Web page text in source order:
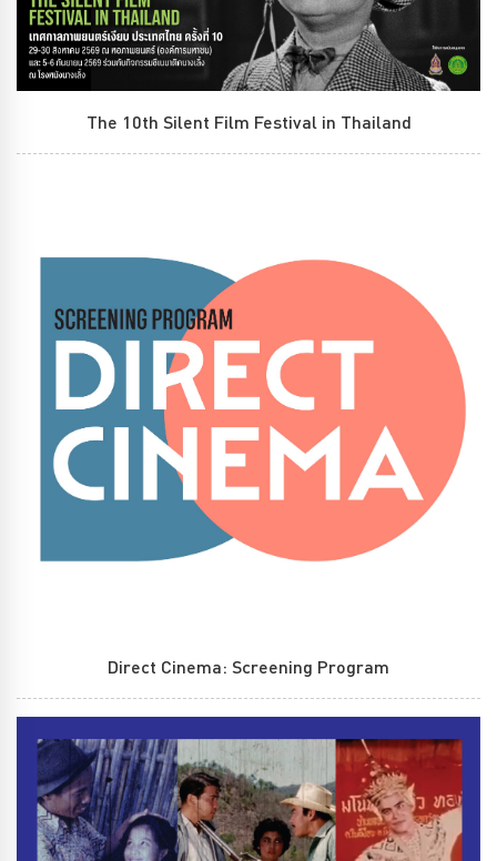
The 10th Silent Film Festival in Thailand
Direct Cinema: Screening Program